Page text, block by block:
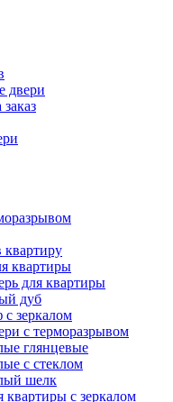
двери
квартиры
для квартиры
дуб
зеркалом
с терморазрывом
глянцевые
с стеклом
шелк
с зеркалом